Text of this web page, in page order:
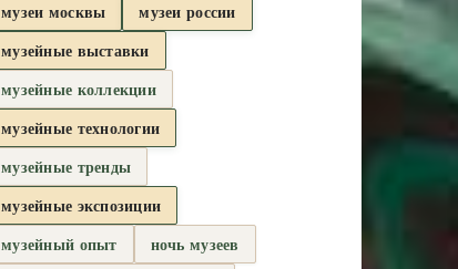
музеи москвы
музеи россии
музейные выставки
музейные коллекции
музейные технологии
музейные тренды
музейные экспозиции
музейный опыт
ночь музеев